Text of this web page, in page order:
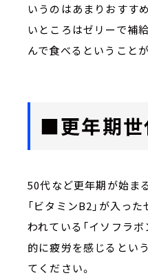
いうのはあまりおすす
いところはゼリーで補
んで食べるということ
■更年期世
50代など更年期が始ま
「ビタミンB2」が入っ
われている「イソフラ
的に疲労を感じるとい
てください。